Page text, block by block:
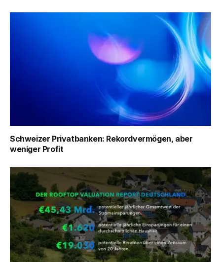
Schweizer Privatbanken: Rekordvermögen, aber
weniger Profit